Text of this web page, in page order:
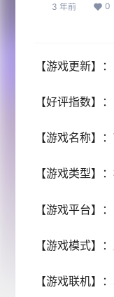
3 年前 0
【游戏更新】
【好评指数】
【游戏名称】
【游戏类型】
【游戏平台】：
【游戏模式】
【游戏联机】